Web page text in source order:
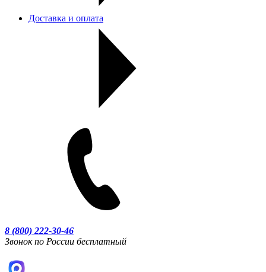
Доставка и оплата
8 (800) 222-30-46
Звонок по России бесплатный